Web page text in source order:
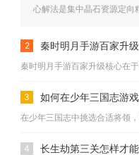
心解法是集中晶石资源定向
2 秦时明月手游百家升
3 如何在少年三国志游
4 长生劫第三关怎样才